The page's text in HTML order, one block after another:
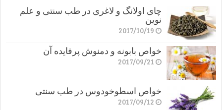
چای اولانگ و لاغری در طب سنتی و علم
نوین
2017/10/19
خواص بابونه و دمنوش پرفایده آن
2017/09/21
خواص اسطوخودوس در طب سنتی
2017/09/12